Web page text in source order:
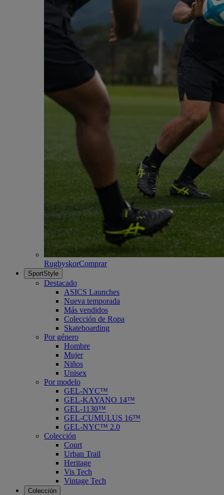
RugbyskorComprar
SportStyle
Destacado
ASICS Launches
Nueva temporada
Más vendidos
Colección de Ropa
Skateboarding
Por género
Hombre
Mujer
Niños
Unisex
Por modelo
GEL-NYC™
GEL-KAYANO 14™
GEL-1130™
GEL-CUMULUS 16™
GEL-NYC™ 2.0
Colección
Court
Urban Trail
Heritage
Vis Tech
Vintage Tech
Colección